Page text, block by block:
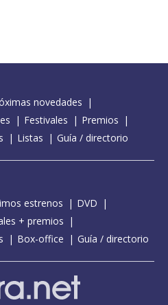
novedades
Festivales
Premios
Listas Guía / directorio
estrenos
DVD
+ premios
Box-office Guía / directorio